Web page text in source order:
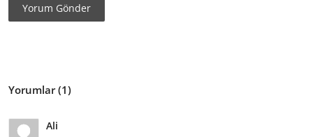
Yorum Gönder
Yorumlar (1)
Ali